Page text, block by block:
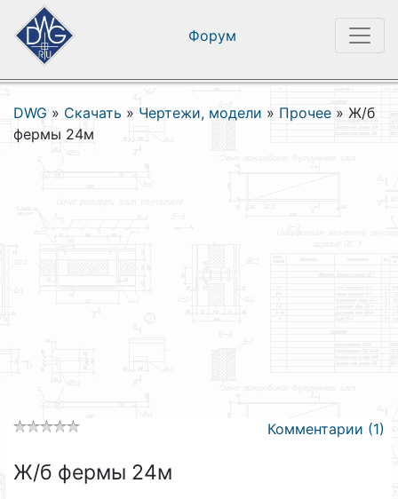
Форум
DWG » Скачать » Чертежи, модели » Прочее » Ж/б
фермы 24м
Комментарии (1)
Ж/б фермы 24м